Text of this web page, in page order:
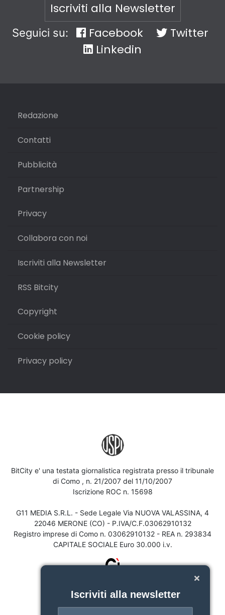
Iscriviti alla Newsletter
Seguici su: Facebook
Twitter
Linkedin
Redazione
Contatti
Pubblicità
Partnership
Privacy
Collabora con noi
Iscriviti alla Newsletter
RSS Bitcity
Copyright
Cookie policy
Privacy policy
BitCity e' una testata giornalistica registrata presso il tribunale
di Como , n. 21/2007 del 11/10/2007
Iscrizione ROC n. 15698
G11 MEDIA S.R.L. - Sede Legale Via NUOVA VALASSINA, 4
22046 MERONE (CO) - P.IVA/C.F.03062910132
Registro imprese di Como n. 03062910132 - REA n. 293834
CAPITALE SOCIALE Euro 30.000 i.v.
Iscriviti alla newsletter